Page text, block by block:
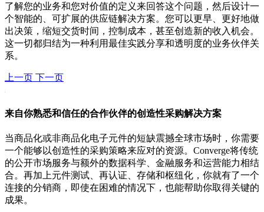
了解您的业务和您对价值的定义来回答这个问题，然后设计一
个智能的、可扩展的供应链解决方案。您可以更早、更好地做
出决策，缩短交货时间，控制成本，甚至创造新的收入机会。
这一切都归结为一种利用最佳实践分享和透明度的业务伙伴关
系。
上一页 下一页
来自你熟悉和信任的合作伙伴的创造性采购解决方案
当商品化或非商品化电子元件的短缺震撼全球市场时，你需要
一个能够以创造性的采购策略来应对的资源。Converge将传统
的公开市场服务与额外的数据科学、金融服务和运营能力相结
合。再加上元件测试、再认证、存储和枢纽化，你就有了一个
连接的分销商，即使在困难的情况下，也能帮助你取得关键的
成果。